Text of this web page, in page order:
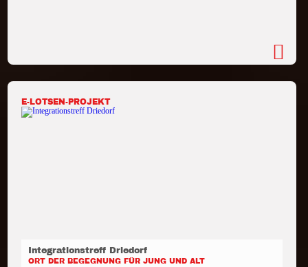
E-LOTSEN-PROJEKT
Integrationstreff Driedorf
ORT DER BEGEGNUNG FÜR JUNG UND ALT